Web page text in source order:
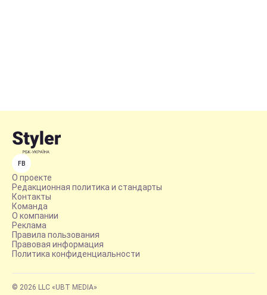
FB
О проекте
Редакционная политика и стандарты
Контакты
Команда
О компании
Реклама
Правила пользования
Правовая информация
Политика конфиденциальности
© 2026 LLC «UBT MEDIA»